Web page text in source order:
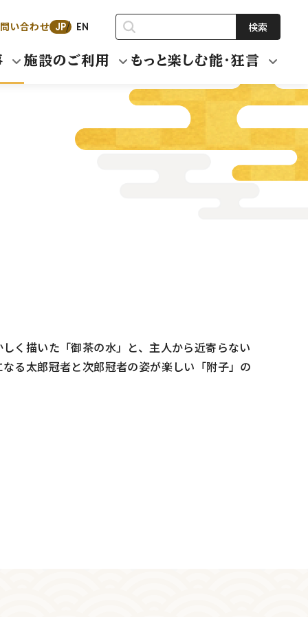
い合わせ JP EN 検索
施設のご利用 もっと楽しむ能・狂言
く描いた「御茶の水」と、主人から近寄らない
る太郎冠者と次郎冠者の姿が楽しい「附子」の